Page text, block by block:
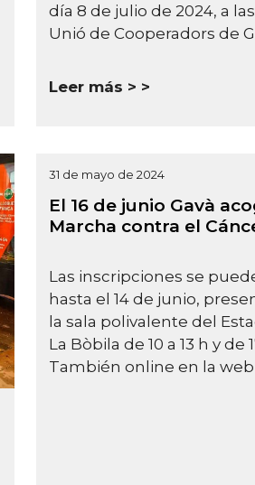
día 8 de julio de 2024, a las
Unió de Cooperadors de
Leer más >
31 de mayo de 2024
El 16 de junio Gavà
Marcha contra el
Las inscripciones se
hasta el 14 de junio,
la sala polivalente del
La Bòbila de 10 a 13 h y de
También online en la web